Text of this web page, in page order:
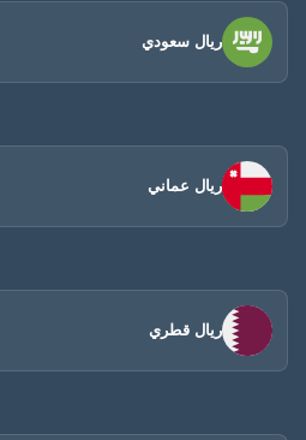
ريال سعودي
ريال عماني
ريال قطري